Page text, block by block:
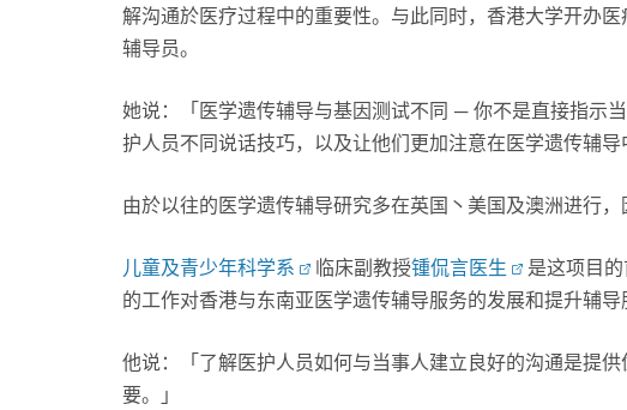
解沟通於医疗过程中的重要性。与此同时，香港大学开办
辅导员。
她说：「医学遗传辅导与基因测试不同 ─ 你不是直接指示
护人员不同说话技巧，以及让他们更加注意在医学遗传辅导
由於以往的医学遗传辅导研究多在英国丶美国及澳洲进行，
儿童及青少年科学系 临床副教授锺侃言医生
是这项目
的工作对香港与东南亚医学遗传辅导服务的发展和提升辅导
他说：「了解医护人员如何与当事人建立良好的沟通是提
要。」